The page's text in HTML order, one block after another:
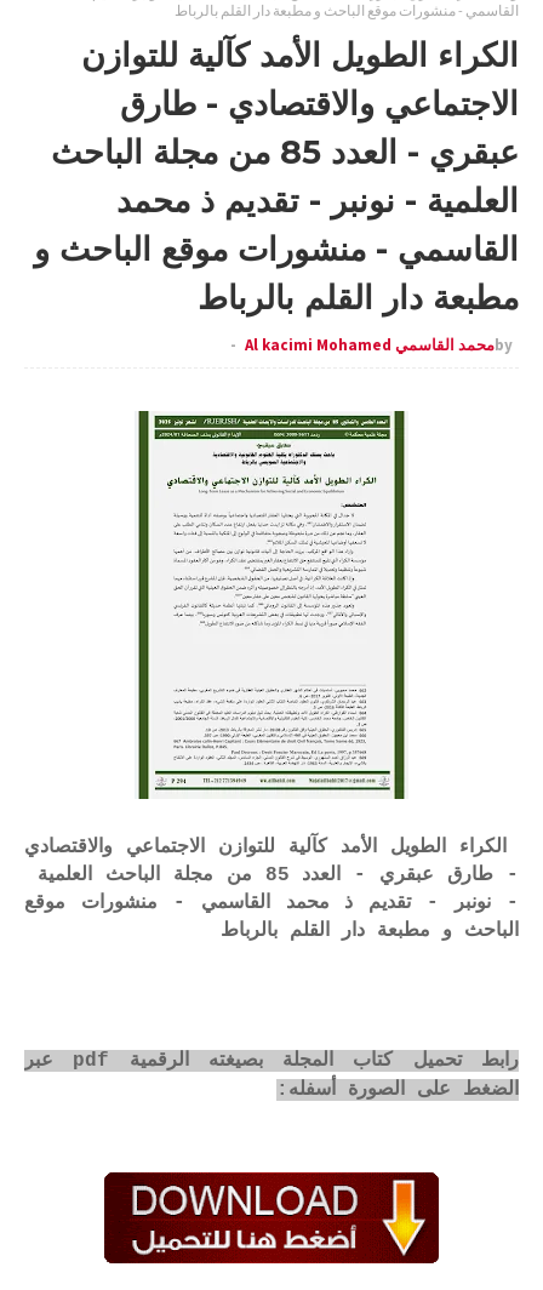
القاسمي - منشورات موقع الباحث و مطبعة دار القلم بالرباط
الكراء الطويل الأمد كآلية للتوازن
الاجتماعي والاقتصادي - طارق
عبقري - العدد 85 من مجلة الباحث
العلمية - نونبر - تقديم ذ محمد
القاسمي - منشورات موقع الباحث و
مطبعة دار القلم بالرباط
byمحمد القاسمي Al kacimi Mohamed
الكراء الطويل الأمد كآلية للتوازن الاجتماعي والاقتصادي
- طارق عبقري - العدد 85 من مجلة الباحث العلمية
- نونبر - تقديم ذ محمد القاسمي - منشورات موقع
الباحث و مطبعة دار القلم بالرباط
رابط تحميل كتاب المجلة بصيغته الرقمية pdf عبر
الضغط على الصورة أسفله: